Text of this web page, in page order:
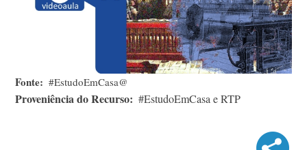
Fonte #EstudoEmCasa@
Proveniência do Recurso #EstudoEmCasa e RTP